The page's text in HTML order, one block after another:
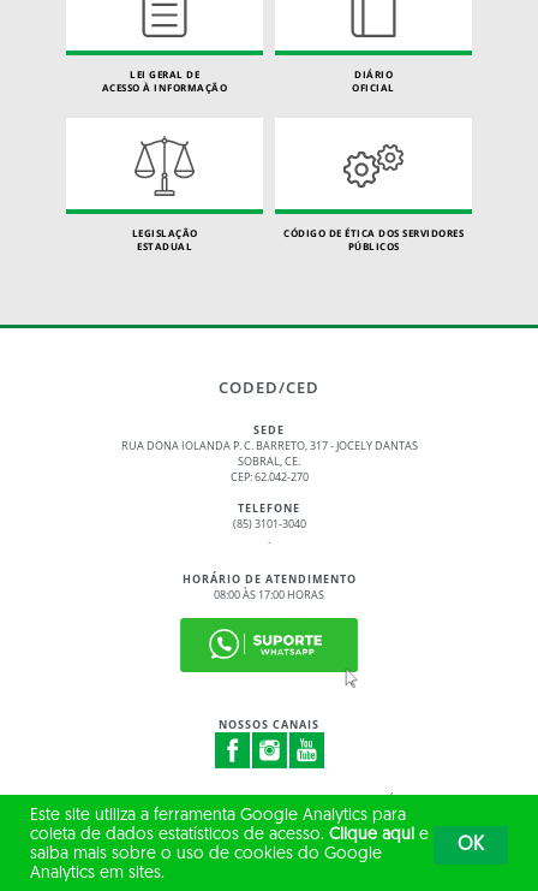
LEI GERAL DE
ACESSO À INFORMAÇÃO
DIÁRIO
OFICIAL
LEGISLAÇÃO
ESTADUAL
CÓDIGO DE ÉTICA DOS SERVIDORES
PÚBLICOS
CODED/CED
SEDE
RUA DONA IOLANDA P. C. BARRETO, 317 - JOCELY DANTAS
SOBRAL, CE.
CEP: 62.042-270
TELEFONE
(85) 3101-3040
.
HORÁRIO DE ATENDIMENTO
08:00 ÀS 17:00 HORAS
NOSSOS CANAIS
© 2017 - 2026 – GOVERNO DO ESTADO DO CEARÁ
TODOS OS DIREITOS RESERVADOS
Este site utiliza a ferramenta Google Analytics para
coleta de dados estatísticos de acesso. Clique aqui e
saiba mais sobre o uso de cookies do Google
Analytics em sites.
OK